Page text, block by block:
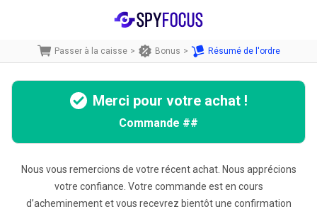
Passer à la caisse > Bonus > Résumé de l'ordre
Merci pour votre achat !
Commande ##
Nous vous remercions de votre récent achat. Nous apprécions
votre confiance. Votre commande est en cours
d’acheminement et vous recevrez bientôt une confirmation